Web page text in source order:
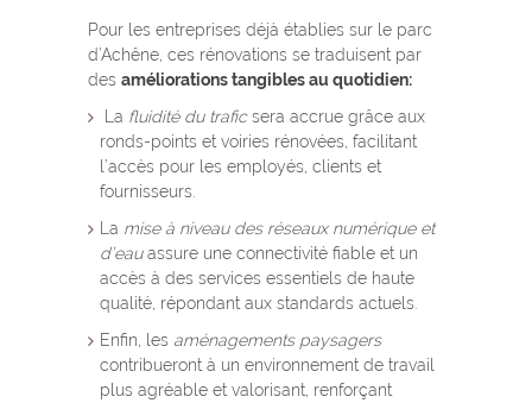
Pour les entreprises déjà établies sur le parc
d’Achêne, ces rénovations se traduisent par
des améliorations tangibles au quotidien:
La fluidité du traficsera accrue grâce aux
ronds-points et voiries rénovées, facilitant
l’accès pour les employés, clients et
fournisseurs.
La mise à niveau des réseaux numérique et
d’eauassure une connectivité fiable et un
accès à des services essentiels de haute
qualité, répondant aux standards actuels.
Enfin, les aménagements paysagers
contribueront à un environnement de travail
plus agréable et valorisant, renforçant